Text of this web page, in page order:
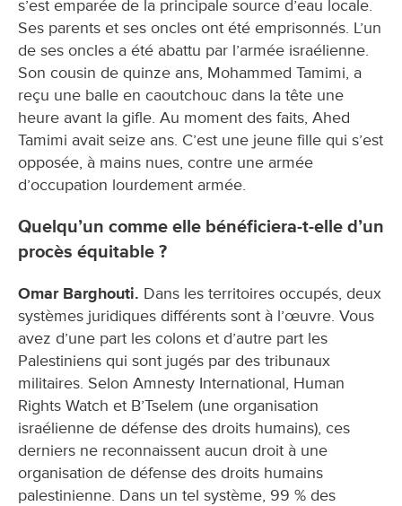
s’est emparée de la principale source d’eau locale.
Ses parents et ses oncles ont été emprisonnés. L’un
de ses oncles a été abattu par l’armée israélienne.
Son cousin de quinze ans, Mohammed Tamimi, a
reçu une balle en caoutchouc dans la tête une
heure avant la gifle. Au moment des faits, Ahed
Tamimi avait seize ans. C’est une jeune fille qui s’est
opposée, à mains nues, contre une armée
d’occupation lourdement armée.
Quelqu’un comme elle bénéficiera-t-elle d’un
procès équitable ?
Omar Barghouti. Dans les territoires occupés, deux
systèmes juridiques différents sont à l’œuvre. Vous
avez d’une part les colons et d’autre part les
Palestiniens qui sont jugés par des tribunaux
militaires. Selon Amnesty International, Human
Rights Watch et B’Tselem (une organisation
israélienne de défense des droits humains), ces
derniers ne reconnaissent aucun droit à une
organisation de défense des droits humains
palestinienne. Dans un tel système, 99 % des